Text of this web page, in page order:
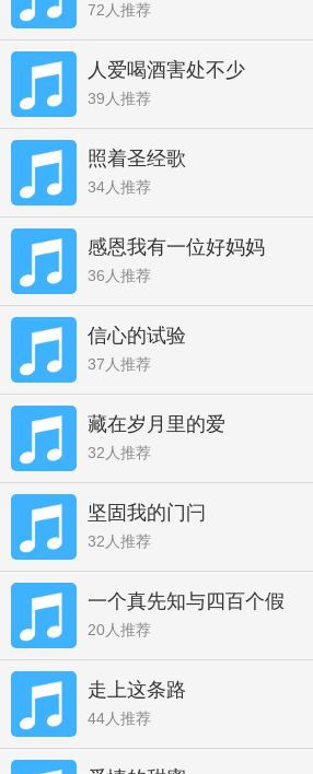
72人推荐
人爱喝酒害处不少
39人推荐
照着圣经歌
34人推荐
感恩我有一位好妈妈
36人推荐
信心的试验
37人推荐
藏在岁月里的爱
32人推荐
坚固我的门闩
32人推荐
一个真先知与四百个假
20人推荐
走上这条路
44人推荐